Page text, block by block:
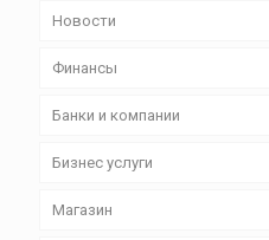
Новости
Финансы
Банки и компании
Бизнес уcлуги
Магазин